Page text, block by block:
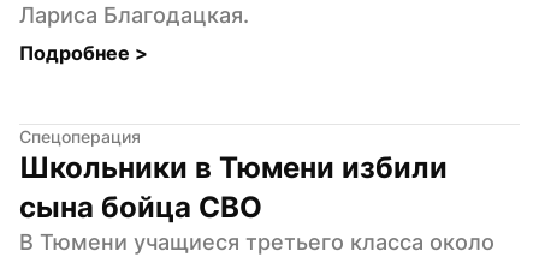
Лариса Благодацкая.
Подробнее >
Спецоперация
Школьники в Тюмени избили
сына бойца СВО
В Тюмени учащиеся третьего класса около